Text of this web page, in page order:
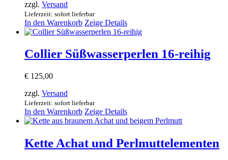
zzgl. Versand
Lieferzeit: sofort lieferbar
In den Warenkorb Zeige Details
Collier Süßwasserperlen 16-reihig
€ 125,00
zzgl. Versand
Lieferzeit: sofort lieferbar
In den Warenkorb Zeige Details
Kette Achat und Perlmuttelementen